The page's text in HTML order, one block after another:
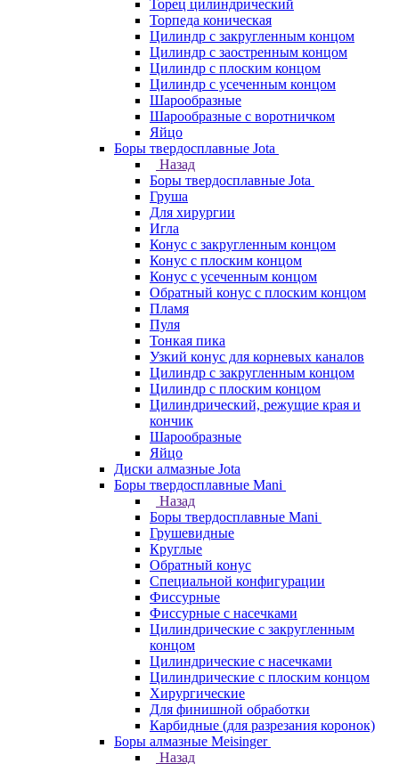
Торец цилиндрический
Торпеда коническая
Цилиндр с закругленным концом
Цилиндр с заостренным концом
Цилиндр с плоским концом
Цилиндр с усеченным концом
Шарообразные
Шарообразные с воротничком
Яйцо
Боры твердосплавные Jota
Назад
Боры твердосплавные Jota
Груша
Для хирургии
Игла
Конус с закругленным концом
Конус с плоским концом
Конус с усеченным концом
Обратный конус с плоским концом
Пламя
Пуля
Тонкая пика
Узкий конус для корневых каналов
Цилиндр с закругленным концом
Цилиндр с плоским концом
Цилиндрический, режущие края и
кончик
Шарообразные
Яйцо
Диски алмазные Jota
Боры твердосплавные Mani
Назад
Боры твердосплавные Mani
Грушевидные
Круглые
Обратный конус
Специальной конфигурации
Фиссурные
Фиссурные с насечками
Цилиндрические с закругленным
концом
Цилиндрические с насечками
Цилиндрические с плоским концом
Хирургические
Для финишной обработки
Карбидные (для разрезания коронок)
Боры алмазные Meisinger
Назад